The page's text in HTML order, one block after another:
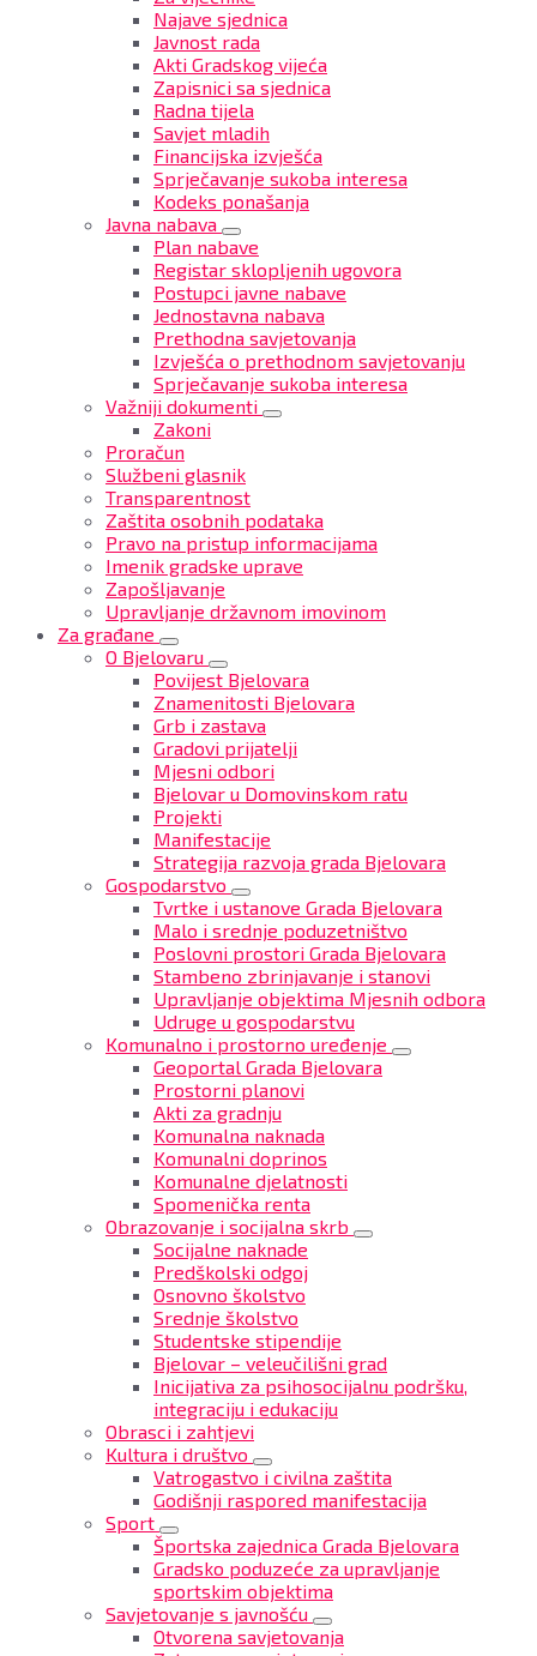
Najave sjednica
Javnost rada
Akti Gradskog vijeća
Zapisnici sa sjednica
Radna tijela
Savjet mladih
Financijska izvješća
Sprječavanje sukoba interesa
Kodeks ponašanja
Javna nabava
Plan nabave
Registar sklopljenih ugovora
Postupci javne nabave
Jednostavna nabava
Prethodna savjetovanja
Izvješća o prethodnom savjetovanju
Sprječavanje sukoba interesa
Važniji dokumenti
Zakoni
Proračun
Službeni glasnik
Transparentnost
Zaštita osobnih podataka
Pravo na pristup informacijama
Imenik gradske uprave
Zapošljavanje
Upravljanje državnom imovinom
Za građane
O Bjelovaru
Povijest Bjelovara
Znamenitosti Bjelovara
Grb i zastava
Gradovi prijatelji
Mjesni odbori
Bjelovar u Domovinskom ratu
Projekti
Manifestacije
Strategija razvoja grada Bjelovara
Gospodarstvo
Tvrtke i ustanove Grada Bjelovara
Malo i srednje poduzetništvo
Poslovni prostori Grada Bjelovara
Stambeno zbrinjavanje i stanovi
Upravljanje objektima Mjesnih odbora
Udruge u gospodarstvu
Komunalno i prostorno uređenje
Geoportal Grada Bjelovara
Prostorni planovi
Akti za gradnju
Komunalna naknada
Komunalni doprinos
Komunalne djelatnosti
Spomenička renta
Obrazovanje i socijalna skrb
Socijalne naknade
Predškolski odgoj
Osnovno školstvo
Srednje školstvo
Studentske stipendije
Bjelovar – veleučilišni grad
Inicijativa za psihosocijalnu podršku,
integraciju i edukaciju
Obrasci i zahtjevi
Kultura i društvo
Vatrogastvo i civilna zaštita
Godišnji raspored manifestacija
Sport
Športska zajednica Grada Bjelovara
Gradsko poduzeće za upravljanje
sportskim objektima
Savjetovanje s javnošću
Otvorena savjetovanja